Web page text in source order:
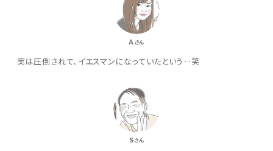
Aさん
実は圧倒されて、イエスマンになっていたという‥笑
Sさん